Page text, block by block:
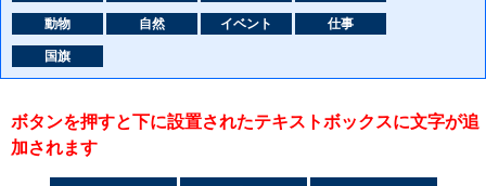
動物 自然 イベント 仕事
国旗
ボタンを押すと下に設置されたテキストボックスに文字が追
加されます